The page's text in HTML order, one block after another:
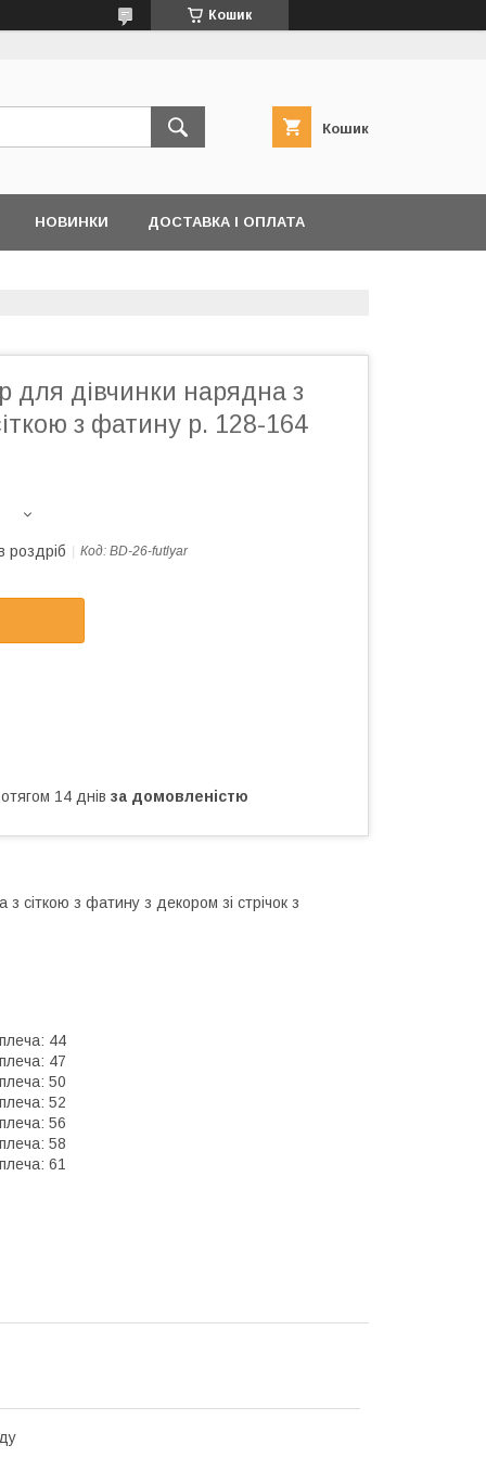
Кошик
Кошик
НОВИНКИ ДОСТАВКА І ОПЛАТА
для дівчинки нарядна з
з фатину р. 128-164
роздріб Код: BD-26-futlyar
14 днів за домовленістю
сіткою з фатину з декором зі стрічок з
44
47
50
52
56
58
61